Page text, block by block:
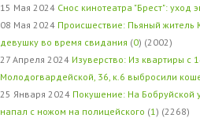
15 Мая 2024 Снос кинотеатра "Брест": уход
08 Мая 2024 Происшествие: Пьяный житель
девушку во время свидания (0) (2002)
27 Апреля 2024 Изуверство: Из квартиры с
Молодогвардейской, 36, к.6 выбросили
25 Января 2024 Покушение: На Бобруйской
напал с ножом на полицейского (1 ) (2268)